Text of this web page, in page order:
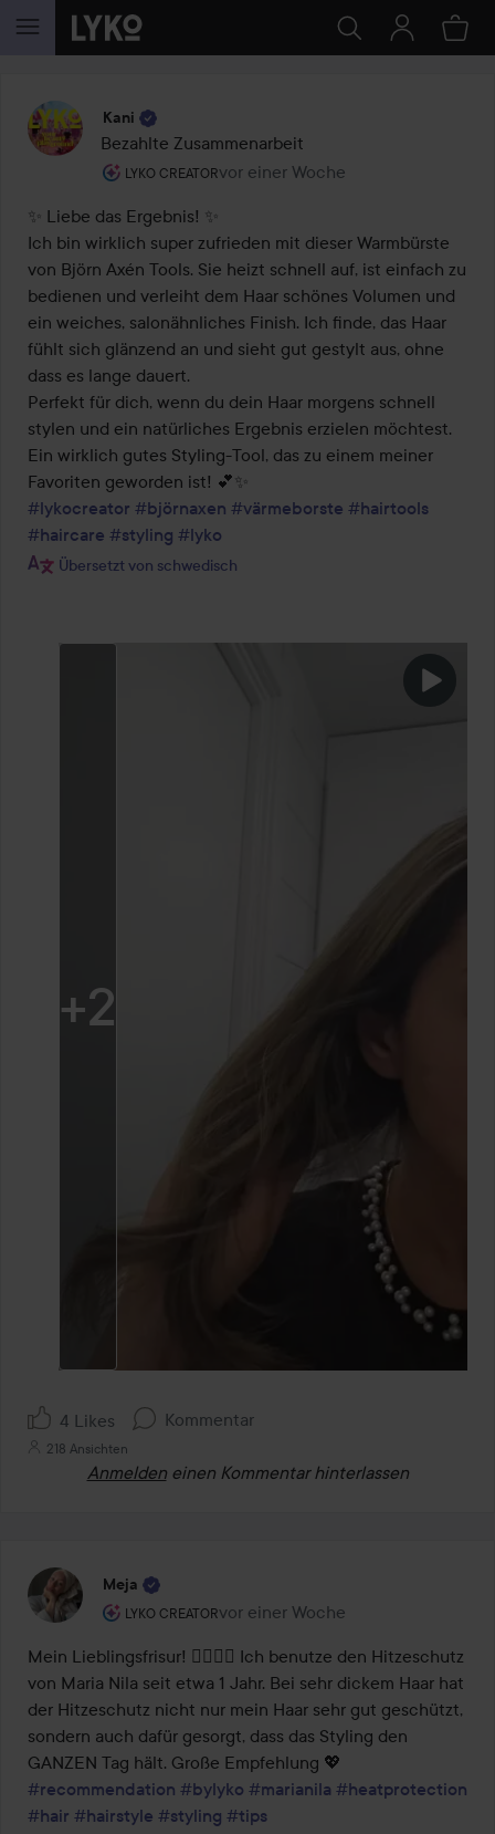
WEITER ZU INHALT
Kani
Bezahlte Zusammenarbeit
LYKO CREATOR
Rolle des Benutzers: Lyko Creator.
vor einer Woche
Der Beitrag wurde vor einer
✨ Liebe das Ergebnis! ✨
Ich bin wirklich super zufrieden mit dieser Warmbürste
von Björn Axén Tools. Sie heizt schnell auf, ist einfach zu
bedienen und verleiht dem Haar schönes Volumen und
ein weiches, salonähnliches Finish. Ich finde, das Haar
fühlt sich glänzend an und sieht gut gestylt aus, ohne
dass es lange dauert.
Perfekt für dich, wenn du dein Haar morgens schnell
stylen und ein natürliches Ergebnis erzielen möchtest.
Ein wirklich gutes Styling-Tool, das zu einem meiner
#lykocreator #björnaxen #värmeborste #hairtools
#haircare #styling #lyko
Übersetzt von schwedisch
+2
4 Likes Kommentar
218 Ansichten
Anmelden einen Kommentar hinterlassen
Meja
LYKO CREATOR
Rolle des Benutzers: Lyko Creator.
vor einer Woche
Der Beitrag wurde vor einer
Mein Lieblingsfrisur! 💁🏼‍♀️✨ Ich benutze den Hitzeschutz
von Maria Nila seit etwa 1 Jahr. Bei sehr dickem Haar hat
der Hitzeschutz nicht nur mein Haar sehr gut geschützt,
sondern auch dafür gesorgt, dass das Styling den
#recommendation #bylyko #marianila #heatprotection
#hair #hairstyle #styling #tips